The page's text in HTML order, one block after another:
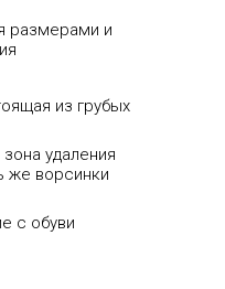
размерами и
из грубых
удаления
же ворсинки
с обуви